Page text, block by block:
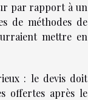
par rapport à un
de méthodes de
mettre en
: le devis doit
offertes après le